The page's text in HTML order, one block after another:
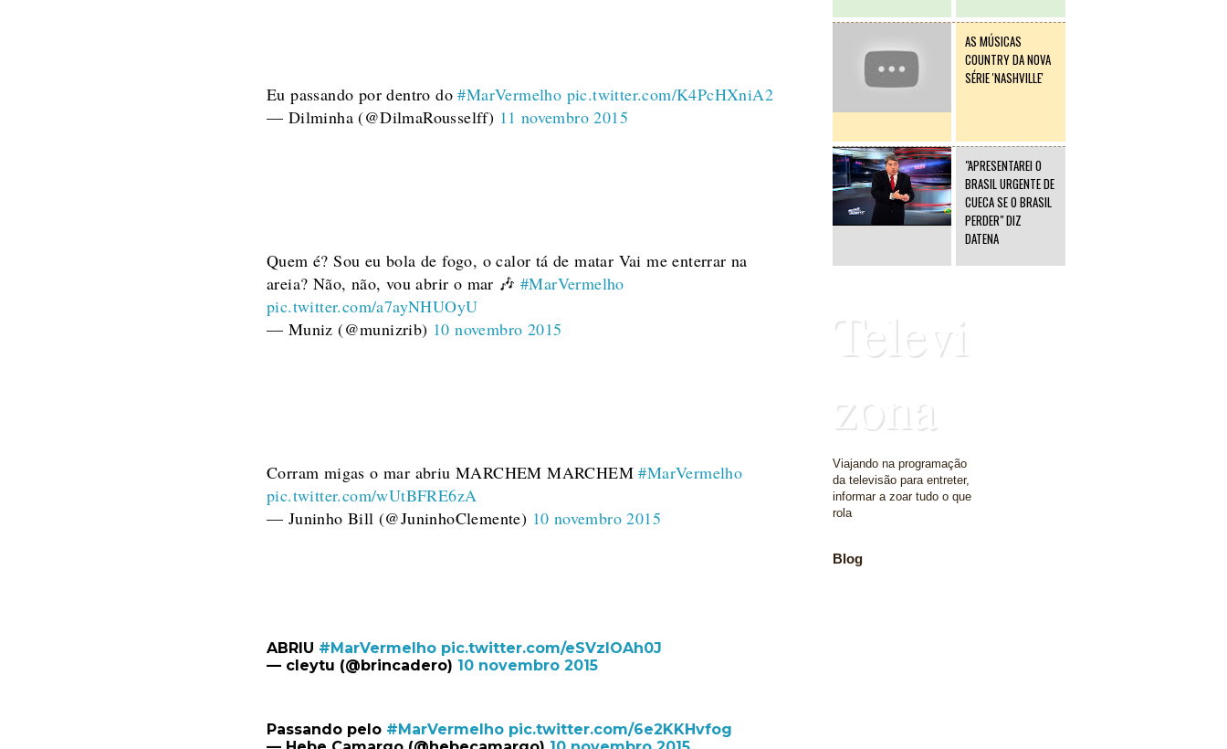
Eu passando por dentro do#MarVermelho pic.twitter.com/K4PcHXniA2
— Dilminha (@DilmaRousselff) 11 novembro 2015
Quem é? Sou eu bola de fogo, o calor tá de matar Vai me enterrar na
areia? Não, não, vou abrir o mar 🎶 #MarVermelho
pic.twitter.com/a7ayNHUOyU
— Muniz (@munizrib) 10 novembro 2015
Corram migas o mar abriu MARCHEM MARCHEM#MarVermelho
pic.twitter.com/wUtBFRE6zA
— Juninho Bill (@JuninhoClemente) 10 novembro 2015
ABRIU #MarVermelho pic.twitter.com/eSVzlOAh0J
— cleytu (@brincadero) 10 novembro 2015
Passando pelo #MarVermelho pic.twitter.com/6e2KKHvfog
AS MÚSICAS
COUNTRY DA NOVA
SÉRIE 'NASHVILLE'
"APRESENTAREI O
BRASIL URGENTE DE
CUECA SE O BRASIL
PERDER" DIZ
DATENA
Televi
zona
Viajando na programação
da televisão para entreter,
informar a zoar tudo o que
rola
Blog